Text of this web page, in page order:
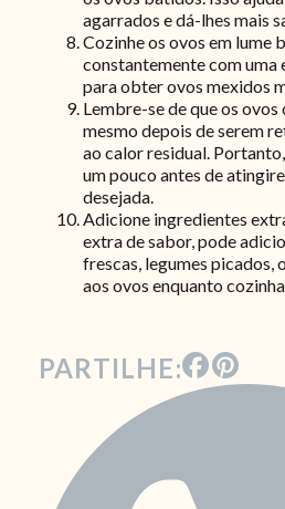
agarrados e dá-lhes mais
Cozinhe os ovos em lume
constantemente com uma
para obter ovos mexidos
Lembre-se de que os
mesmo depois de serem
ao calor residual.
um pouco antes de
desejada.
Adicione ingredientes
extra de sabor, pode
frescas, legumes picados,
aos ovos enquanto
PARTILHE: